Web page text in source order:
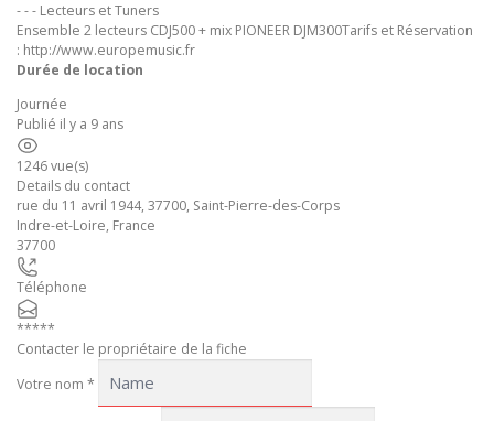
- - - Lecteurs et Tuners
Ensemble 2 lecteurs CDJ500 + mix PIONEER DJM300Tarifs et Réservation
: http://www.europemusic.fr
Durée de location
Journée
Publié il y a 9 ans
1246 vue(s)
Details du contact
rue du 11 avril 1944, 37700, Saint-Pierre-des-Corps
Indre-et-Loire, France
37700
Téléphone
*****
Contacter le propriétaire de la fiche
Votre nom *